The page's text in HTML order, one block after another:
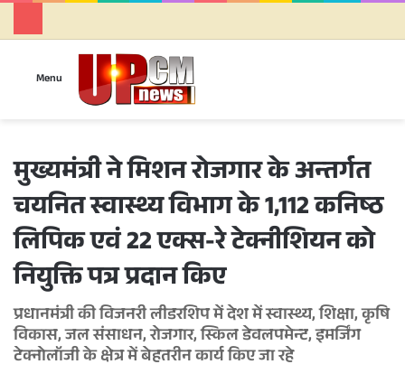
Menu
मुख्यमंत्री ने मिशन रोजगार के अन्तर्गत
चयनित स्वास्थ्य विभाग के 1,112 कनिष्ठ
लिपिक एवं 22 एक्स-रे टेक्नीशियन को
नियुक्ति पत्र प्रदान किए
प्रधानमंत्री की विजनरी लीडरशिप में देश में स्वास्थ्य, शिक्षा, कृषि
विकास, जल संसाधन, रोजगार, स्किल डेवलपमेन्ट, इमर्जिंग
टेक्नोलॉजी के क्षेत्र में बेहतरीन कार्य किए जा रहे